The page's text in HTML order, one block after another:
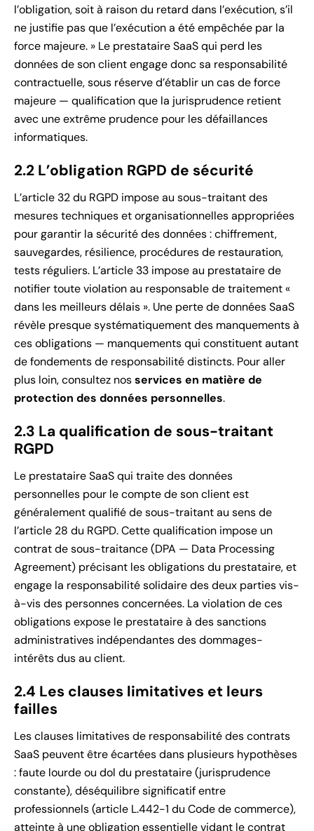
l’obligation, soit à raison du retard dans l’exécution, s’il
ne justifie pas que l’exécution a été empêchée par la
force majeure. » Le prestataire SaaS qui perd les
données de son client engage donc sa responsabilité
contractuelle, sous réserve d’établir un cas de force
majeure — qualification que la jurisprudence retient
avec une extrême prudence pour les défaillances
informatiques.
2.2 L’obligation RGPD de sécurité
L’article 32 du RGPD impose au sous-traitant des
mesures techniques et organisationnelles appropriées
pour garantir la sécurité des données : chiffrement,
sauvegardes, résilience, procédures de restauration,
tests réguliers. L’article 33 impose au prestataire de
notifier toute violation au responsable de traitement «
dans les meilleurs délais ». Une perte de données SaaS
révèle presque systématiquement des manquements à
ces obligations — manquements qui constituent autant
de fondements de responsabilité distincts. Pour aller
plus loin, consultez nosservices en matière de
protection des données personnelles.
2.3 La qualification de sous-traitant
RGPD
Le prestataire SaaS qui traite des données
personnelles pour le compte de son client est
généralement qualifié de sous-traitant au sens de
l’article 28 du RGPD. Cette qualification impose un
contrat de sous-traitance (DPA — Data Processing
Agreement) précisant les obligations du prestataire, et
engage la responsabilité solidaire des deux parties vis-
à-vis des personnes concernées. La violation de ces
obligations expose le prestataire à des sanctions
administratives indépendantes des dommages-
intérêts dus au client.
2.4 Les clauses limitatives et leurs
failles
Les clauses limitatives de responsabilité des contrats
SaaS peuvent être écartées dans plusieurs hypothèses
: faute lourde ou dol du prestataire (jurisprudence
constante), déséquilibre significatif entre
professionnels (article L.442-1 du Code de commerce),
atteinte à une obligation essentielle vidant le contrat